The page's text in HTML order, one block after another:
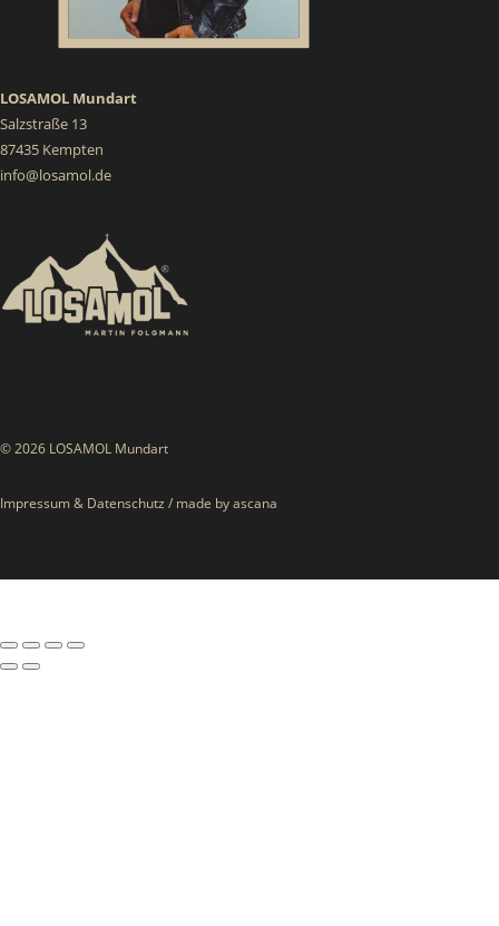
LOSAMOL Mundart
Salzstraße 13
87435 Kempten
info@losamol.de
© 2026 LOSAMOL Mundart
Impressum& Datenschutz / made by ascana